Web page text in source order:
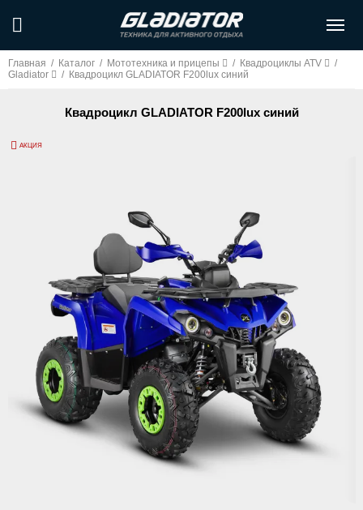
Главная / Каталог / Мототехника и прицепы / Квадроциклы ATV
/
Gladiator
/ Квадроцикл GLADIATOR F200lux синий
Квадроцикл GLADIATOR F200lux синий
АКЦИЯ